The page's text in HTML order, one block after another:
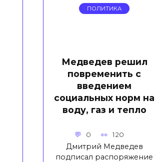
ПОЛИТИКА
Медведев решил
повременить с
введением
социальных норм на
воду, газ и тепло
0 120
Дмитрий Медведев
подписал распоряжение